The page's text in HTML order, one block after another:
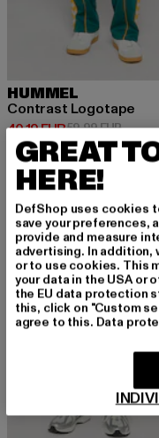
HUMMEL
Contrast Logotape
40,19 EUR
Derzeitiger Preis: 40,19
59,99 EUR
GREAT
HERE!
DefShop uses cookies
save your preferences,
provide and measure
advertising. In
or to use cookies. This
your data in the USA or
the EU data protection
this, click on "Custom
agree to this. Data